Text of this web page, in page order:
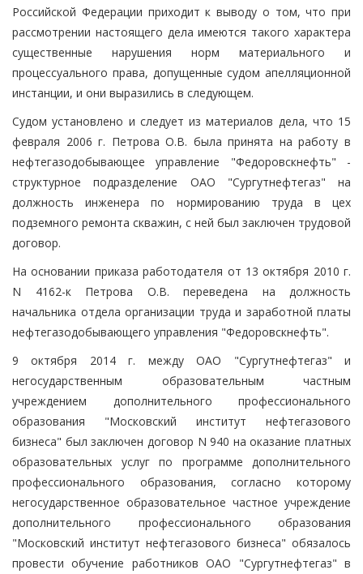
Российской Федерации приходит к выводу о том, что при
рассмотрении настоящего дела имеются такого характера
существенные нарушения норм материального и
процессуального права, допущенные судом апелляционной
инстанции, и они выразились в следующем.
Судом установлено и следует из материалов дела, что 15
февраля 2006 г. Петрова О.В. была принята на работу в
нефтегазодобывающее управление "Федоровскнефть" -
структурное подразделение ОАО "Сургутнефтегаз" на
должность инженера по нормированию труда в цех
подземного ремонта скважин, с ней был заключен трудовой
договор.
На основании приказа работодателя от 13 октября 2010 г.
N 4162-к Петрова О.В. переведена на должность
начальника отдела организации труда и заработной платы
нефтегазодобывающего управления "Федоровскнефть".
9 октября 2014 г. между ОАО "Сургутнефтегаз" и
негосударственным образовательным частным
учреждением дополнительного профессионального
образования "Московский институт нефтегазового
бизнеса" был заключен договор N 940 на оказание платных
образовательных услуг по программе дополнительного
профессионального образования, согласно которому
негосударственное образовательное частное учреждение
дополнительного профессионального образования
"Московский институт нефтегазового бизнеса" обязалось
провести обучение работников ОАО "Сургутнефтегаз" в